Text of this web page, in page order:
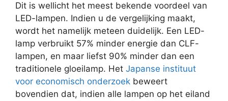
Dit is wellicht het meest bekende voordeel van
LED-lampen. Indien u de vergelijking maakt,
wordt het namelijk meteen duidelijk. Een LED-
lamp verbruikt 57% minder energie dan CLF-
lampen, en maar liefst 90% minder dan een
traditionele gloeilamp. Het Japanse instituut
voor economisch onderzoek beweert
bovendien dat, indien alle lampen op het eiland